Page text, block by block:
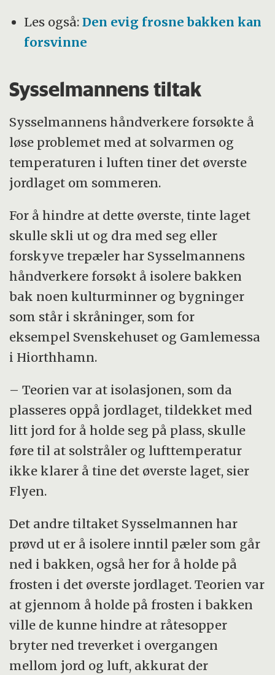
Les også:Den evig frosne bakken kan
forsvinne
Sysselmannens tiltak
Sysselmannens håndverkere forsøkte å
løse problemet med at solvarmen og
temperaturen i luften tiner det øverste
jordlaget om sommeren.
For å hindre at dette øverste, tinte laget
skulle skli ut og dra med seg eller
forskyve trepæler har Sysselmannens
håndverkere forsøkt å isolere bakken
bak noen kulturminner og bygninger
som står i skråninger, som for
eksempel Svenskehuset og Gamlemessa
i Hiorthhamn.
– Teorien var at isolasjonen, som da
plasseres oppå jordlaget, tildekket med
litt jord for å holde seg på plass, skulle
føre til at solstråler og lufttemperatur
ikke klarer å tine det øverste laget, sier
Flyen.
Det andre tiltaket Sysselmannen har
prøvd ut er å isolere inntil pæler som går
ned i bakken, også her for å holde på
frosten i det øverste jordlaget. Teorien var
at gjennom å holde på frosten i bakken
ville de kunne hindre at råtesopper
bryter ned treverket i overgangen
mellom jord og luft, akkurat der